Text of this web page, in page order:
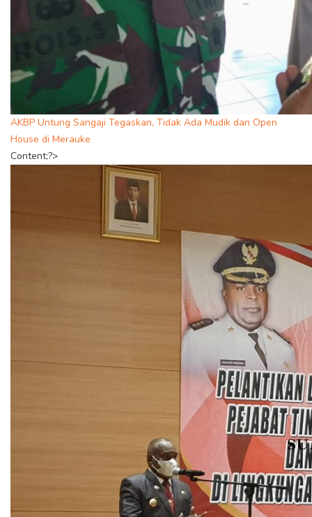
AKBP Untung Sangaji Tegaskan, Tidak Ada Mudik dan Open
House di Merauke
Content;?>